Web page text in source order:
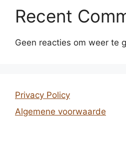
Recent
Geen reacties om weer te
Privacy Policy
Algemene voorwaarde